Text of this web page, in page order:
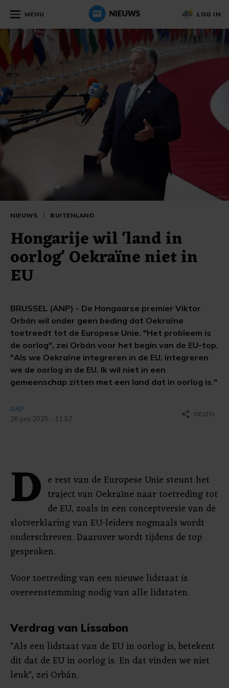
MENU LOG IN
NIEUWS / BUITENLAND
Hongarije wil 'land in
oorlog' Oekraïne niet in
EU
BRUSSEL (ANP) - De Hongaarse premier Viktor
Orbán wil onder geen beding dat Oekraïne
toetreedt tot de Europese Unie. "Het probleem is
de oorlog", zei Orbán voor het begin van de EU-top.
"Als we Oekraïne integreren in de EU, integreren
we de oorlog in de EU. Ik wil niet in een
gemeenschap zitten met een land dat in oorlog is."
ANP
26 juni 2025 - 11:57
share DELEN
D e rest van de Europese Unie steunt het
traject van Oekraïne naar toetreding tot
de EU, zoals in een conceptversie van de
slotverklaring van EU-leiders nogmaals wordt
onderschreven. Daarover wordt tijdens de top
gesproken.
Voor toetreding van een nieuwe lidstaat is
overeenstemming nodig van alle lidstaten.
Verdrag van Lissabon
"Als een lidstaat van de EU in oorlog is, betekent
dit dat de EU in oorlog is. En dat vinden we niet
leuk", zei Orbán.